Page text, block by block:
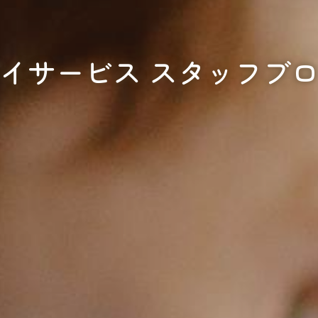
サービス スタッフブ